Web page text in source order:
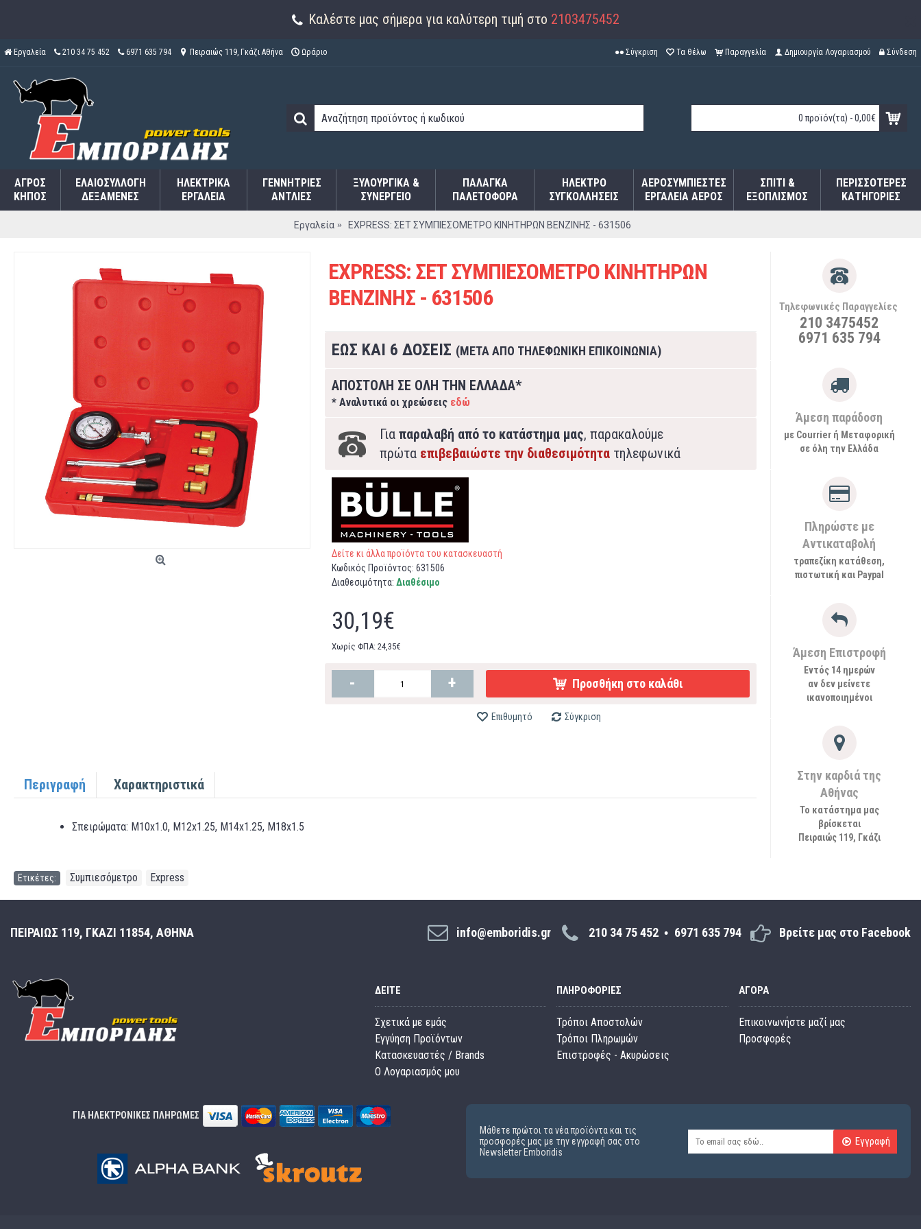
Καλέστε μας σήμερα για καλύτερη τιμή στο 2103475452
Εργαλεία 210 34 75 452 6971 635 794 Πειραιώς 119, Γκάζι Αθήνα Ωράριο Σύγκριση Τα θέλω Παραγγελία Δημιουργία Λογαριασμού Σύνδεση
0 προϊόν(τα) - 0,00€
ΑΓΡΌΣ
ΚΉΠΟΣ
ΕΛΑΙΟΣΥΛΛΟΓΉ
ΔΕΞΑΜΕΝΈΣ
ΗΛΕΚΤΡΙΚΆ
ΕΡΓΑΛΕΊΑ
ΓΕΝΝΉΤΡΙΕΣ
ΑΝΤΛΊΕΣ
ΞΥΛΟΥΡΓΙΚΑ &
ΣΥΝΕΡΓΕΙΟ
ΠΑΛΆΓΚΑ
ΠΑΛΕΤΟΦΌΡΑ
ΗΛΕΚΤΡΟ
ΣΥΓΚΟΛΛΉΣΕΙΣ
ΑΕΡΟΣΥΜΠΙΕΣΤΈΣ
ΕΡΓΑΛΕΊΑ ΑΈΡΟΣ
ΣΠΊΤΙ &
ΕΞΟΠΛΙΣΜΌΣ
ΠΕΡΙΣΣΌΤΕΡΕΣ
ΚΑΤΗΓΟΡΊΕΣ
Εργαλεία EXPRESS: ΣΕΤ ΣΥΜΠΙΕΣΟΜΕΤΡΟ ΚΙΝΗΤΗΡΩΝ ΒΕΝΖΙΝΗΣ - 631506
Τηλεφωνικές Παραγγελίες
210 3475452
6971 635 794
Άμεση παράδοση
με Courrier ή Μεταφορική
σε όλη την Ελλάδα
Πληρώστε με
Αντικαταβολή
τραπεζίκη κατάθεση,
πιστωτική και Paypal
Άμεση Επιστροφή
Εντός 14 ημερών
αν δεν μείνετε
ικανοποιημένοι
Στην καρδιά της
Αθήνας
Το κατάστημα μας
βρίσκεται
Πειραιώς 119, Γκάζι
EXPRESS: ΣΕΤ ΣΥΜΠΙΕΣΟΜΕΤΡΟ ΚΙΝΗΤΗΡΩΝ
ΒΕΝΖΙΝΗΣ - 631506
ΕΩΣ ΚΑΙ 6 ΔΟΣΕΙΣ (ΜΕΤΑ ΑΠΟ ΤΗΛΕΦΩΝΙΚΗ ΕΠΙΚΟΙΝΩΝΙΑ)
ΑΠΟΣΤΟΛΗ ΣΕ ΟΛΗ ΤΗΝ ΕΛΛΑΔΑ*
* Αναλυτικά οι χρεώσεις εδώ
Για παραλαβή από το κατάστημα μας, παρακαλούμε
πρώτα επιβεβαιώστε την διαθεσιμότητατηλεφωνικά
Δείτε κι άλλα προϊόντα του κατασκευαστή
Κωδικός Προϊόντος: 631506
Διαθεσιμότητα: Διαθέσιμο
30,19€
Χωρίς ΦΠΑ: 24,35€
- + Προσθήκη στο καλάθι
Επιθυμητό Σύγκριση
Περιγραφή Χαρακτηριστικά
Σπειρώματα: M10x1.0, M12x1.25, M14x1.25, M18x1.5
Ετικέτες: Συμπιεσόμετρο Express
ΠΕΙΡΑΙΩΣ 119, ΓΚΑΖΙ 11854, ΑΘΗΝΑ info@emboridis.gr 210 34 75 452 6971 635 794 Βρείτε μας στο Facebook
ΔΕΊΤΕ
Σχετικά με εμάς
Εγγύηση Προϊόντων
Κατασκευαστές / Brands
O Λογαριασμός μου
ΠΛΗΡΟΦΟΡΊΕΣ
Τρόποι Αποστολών
Τρόποι Πληρωμών
Επιστροφές - Ακυρώσεις
ΑΓΟΡΆ
Επικοινωνήστε μαζί μας
Προσφορές
ΓΙΑ ΗΛΕΚΤΡΟΝΙΚΕΣ ΠΛΗΡΩΜΕΣ
Μάθετε πρώτοι τα νέα προϊόντα και τις
προσφορές μας με την εγγραφή σας στο
Newsletter Emboridis
Εγγραφή